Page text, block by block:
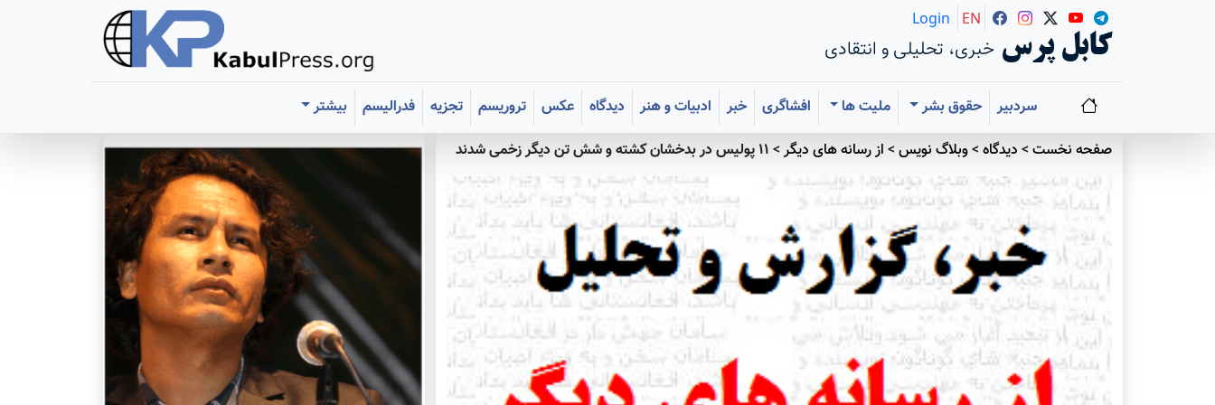
کابل پرس خبری، تحلیلی و انتقادی
Login EN
سردبیر حقوق بشر ملیت ها افشاگری خبر ادبیات و هنر دیدگاه عکس تروریسم تجزیه فدرالیسم
بیشتر
صفحه نخست> دیدگاه>وبلاگ نویس> از رسانه های دیگر> ۱۱ پولیس در بدخشان کشته و شش تن دیگر زخمی شدند